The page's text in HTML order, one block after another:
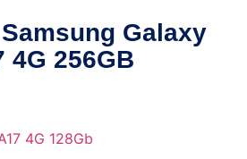
Galaxy
4G 256GB